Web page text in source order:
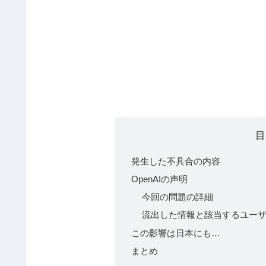
発生した不具合の内容
OpenAIの声明
今回の問題の詳細
流出した情報と該当するユー
この影響は日本にも…
まとめ